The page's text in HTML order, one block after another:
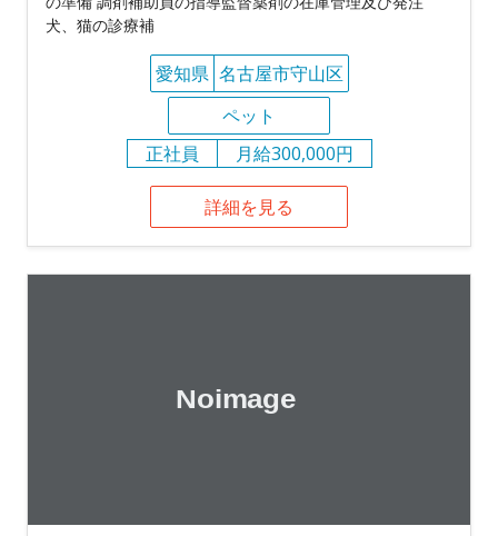
犬、猫の診療補
愛知県 名古屋市守山区
ペット
正社員
月給300,000円
詳細を見る